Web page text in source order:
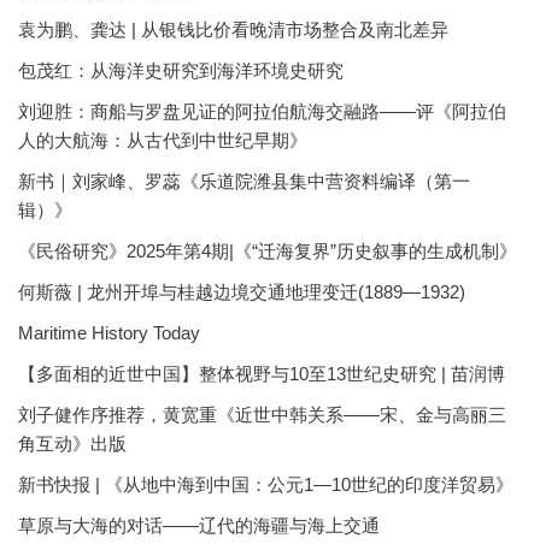
袁为鹏、龚达 | 从银钱比价看晚清市场整合及南北差异
包茂红：从海洋史研究到海洋环境史研究
刘迎胜：商船与罗盘见证的阿拉伯航海交融路——评《阿拉伯
人的大航海：从古代到中世纪早期》
新书｜刘家峰、罗蕊《乐道院潍县集中营资料编译（第一
辑）》
《民俗研究》2025年第4期|《“迁海复界”历史叙事的生成机制》
何斯薇 | 龙州开埠与桂越边境交通地理变迁(1889—1932)
Maritime History Today
【多面相的近世中国】整体视野与10至13世纪史研究 | 苗润博
刘子健作序推荐，黄宽重《近世中韩关系——宋、金与高丽三
角互动》出版
新书快报 | 《从地中海到中国：公元1—10世纪的印度洋贸易》
草原与大海的对话——辽代的海疆与海上交通